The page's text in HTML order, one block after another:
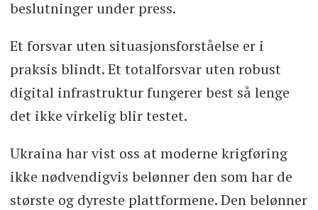
beslutninger under press.
Et forsvar uten situasjonsforståelse er i
praksis blindt. Et totalforsvar uten robust
digital infrastruktur fungerer best så lenge
det ikke virkelig blir testet.
Ukraina har vist oss at moderne krigføring
ikke nødvendigvis belønner den som har de
største og dyreste plattformene. Den belønner